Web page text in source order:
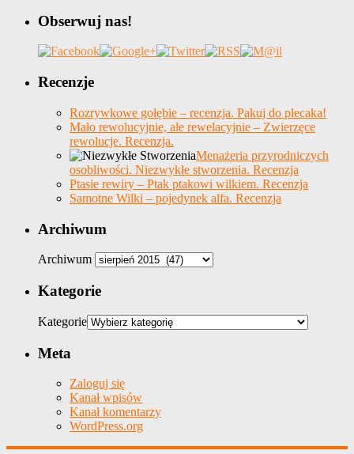
Obserwuj nas!
Recenzje
Rozrywkowe gołębie – recenzja. Pakuj do plecaka!
Mało rewolucyjnie, ale rewelacyjnie – Zwierzęce
rewolucje. Recenzja.
Menażeria przyrodniczych
osobliwości. Niezwykłe stworzenia. Recenzja
Ptasie rewiry – Ptak ptakowi wilkiem. Recenzja
Samotne Wilki – pojedynek alfa. Recenzja
Archiwum
Archiwum
Kategorie
Kategorie
Meta
Zaloguj się
Kanał wpisów
Kanał komentarzy
WordPress.org